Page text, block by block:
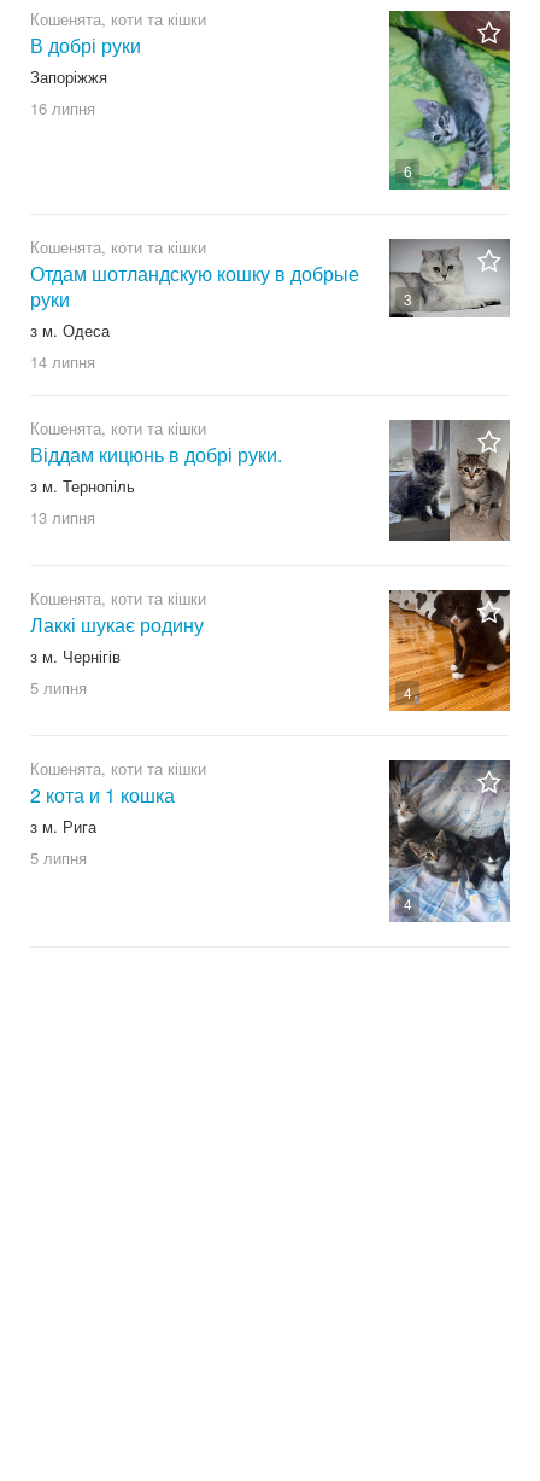
6
Кошенята, коти та кішки
В добрі руки
Запоріжжя
16 липня
3
Кошенята, коти та кішки
Отдам шотландскую кошку в добрые
руки
з м. Одеса
14 липня
Кошенята, коти та кішки
Віддам кицюнь в добрі руки.
з м. Тернопіль
13 липня
4
Кошенята, коти та кішки
Лаккі шукає родину
з м. Чернігів
5 липня
4
Кошенята, коти та кішки
2 кота и 1 кошка
з м. Рига
5 липня